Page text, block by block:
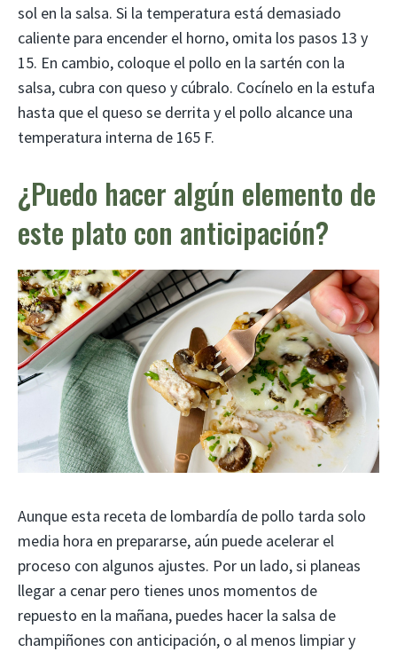
sol en la salsa. Si la temperatura está demasiado
caliente para encender el horno, omita los pasos 13 y
15. En cambio, coloque el pollo en la sartén con la
salsa, cubra con queso y cúbralo. Cocínelo en la estufa
hasta que el queso se derrita y el pollo alcance una
temperatura interna de 165 F.
¿Puedo hacer algún elemento de
este plato con anticipación?
Aunque esta receta de lombardía de pollo tarda solo
media hora en prepararse, aún puede acelerar el
proceso con algunos ajustes. Por un lado, si planeas
llegar a cenar pero tienes unos momentos de
repuesto en la mañana, puedes hacer la salsa de
champiñones con anticipación, o al menos limpiar y